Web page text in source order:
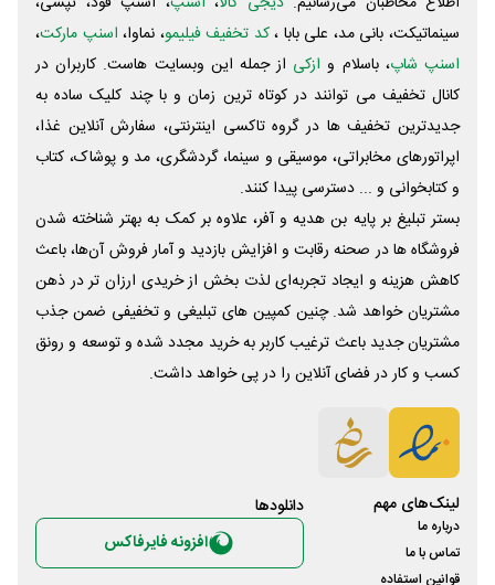
سینماتیکت، بانی مد، علی‌ بابا ،کد تخفیف فیلیمو، نماوا، اسنپ مارکت،
اسنپ شاپ، باسلام و ازکی از جمله این وبسایت ‌هاست. کاربران در
کانال تخفیف می توانند در کوتاه ترین زمان و با چند کلیک ساده به
جدیدترین تخفیف ها در گروه تاکسی اینترنتی، سفارش آنلاین غذا،
اپراتورهای مخابراتی، موسیقی و سینما، گردشگری، مد و پوشاک، کتاب
و کتابخوانی و ... دسترسی پیدا کنند.
بستر تبلیغ بر پایه بن هدیه و آفر، علاوه بر کمک به بهتر شناخته شدن
فروشگاه ها در صحنه رقابت و افزایش بازدید و آمار فروش آن‌ها، باعث
کاهش هزینه و ایجاد تجربه‌ای لذت بخش از خریدی ارزان تر در ذهن
مشتریان خواهد شد. چنین کمپین های تبلیغی و تخفیفی ضمن جذب
مشتریان جدید باعث ترغیب کاربر به خرید مجدد شده و توسعه و رونق
کسب و کار در فضای آنلاین را در پی خواهد داشت.
لینک‌های مهم
درباره ما
تماس با ما
قوانین استفاده
دانلود‌ها
افزونه فایرفاکس